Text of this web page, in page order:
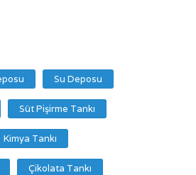
Su Deposu
Süt Pişirme Tankı
Kimya Tankı
Çikolata Tankı